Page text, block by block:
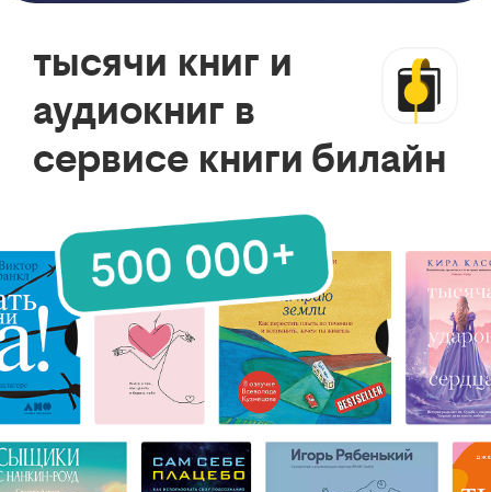
тысячи книг и
аудиокниг в
сервисе книги билайн